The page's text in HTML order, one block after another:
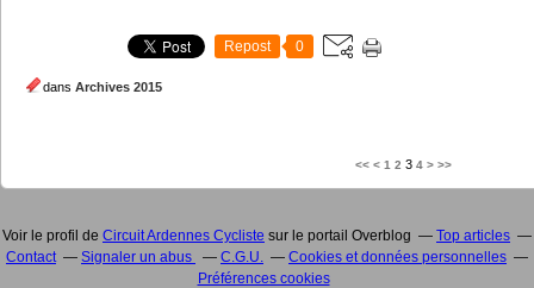
Repost 0
dans Archives 2015
<< < 1 2 3 4 > >>
Voir le profil de Circuit Ardennes Cycliste sur le portail Overblog
Top articles
Contact
Signaler un abus C.G.U.
Cookies et données personnelles
Préférences cookies